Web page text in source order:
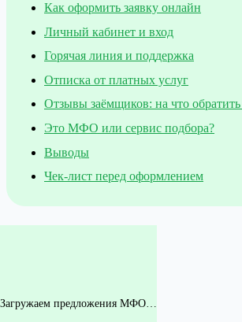
Как оформить заявку онлайн
Личный кабинет и вход
Горячая линия и поддержка
Отписка от платных услуг
Отзывы заёмщиков: на что
Это МФО или сервис подбора?
Выводы
Чек-лист перед оформлением
Загружаем предложения МФО…